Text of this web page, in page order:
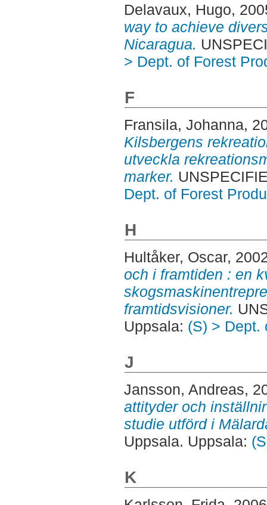
Delavaux, Hugo,
way to achieve
Nicaragua.
> Dept. of Forest
F
Fransila, Johanna,
Kilsbergens
utveckla
marker.
Dept. of Forest
H
Hultåker, Oscar,
och i framtiden : en
framtidsvisioner.
Uppsala: (S) > Dept.
J
Jansson, Andreas,
attityder och
studie utförd i
Uppsala. Uppsala:
K